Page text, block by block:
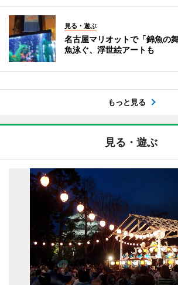
見る・遊ぶ
名古屋マリオットで「錦魚
魚泳ぐ、浮世絵アートも
もっと見る
見る・遊ぶ